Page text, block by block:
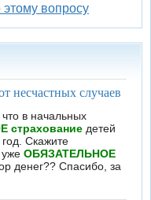
вопросу
несчастных случаев
в начальных
страхование детей
Скажите
уже ОБЯЗАТЕЛЬНОЕ
денег?? Спасибо, за